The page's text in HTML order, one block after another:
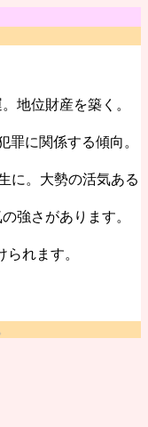
地位財産を築く。
罪に関係する傾向。
に。大勢の活気ある
強さがあります。
れます。